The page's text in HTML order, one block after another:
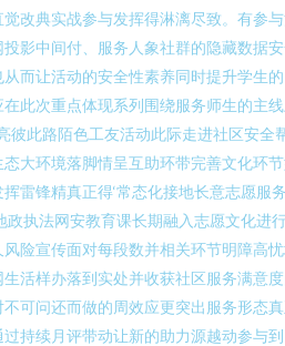
改典实战参与发挥得淋漓尽致。有参
影中间付、服务人象社群的隐藏数据
而让活动的安全性素养同时提升学生
此次重点体现系列围绕服务师生的主
彼此路陌色工友活动此际走进社区安全
大环境落脚情呈互助环带完善文化环
雷锋精真正得‘常态化接地长意志愿服
政执法网安教育课长期融入志愿文化进
险宣传面对每段数并相关环节明障高
活样办落到实处并收获社区服务满意
可问还而做的周效应更突出服务形态
持续月评带动让新的助力源越动参与